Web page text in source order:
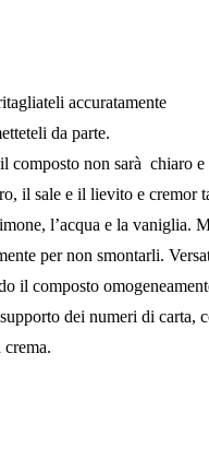
accuratamente
da parte.
non sarà chiaro e
il sale e il lievito e cremor
l’acqua e la vaniglia.
per non smontarli.
il composto
dei numeri di carta,